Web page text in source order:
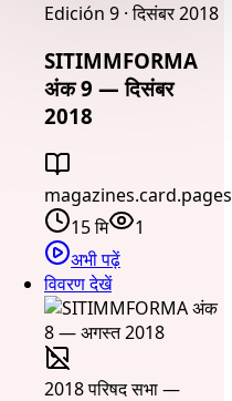
Edición 9 · दिसंबर 2018
SITIMMFORMA
अंक 9 — दिसंबर
2018
magazines.card.pages
15 मि
1
अभी पढ़ें
विवरण देखें
2018 परिषद सभा —